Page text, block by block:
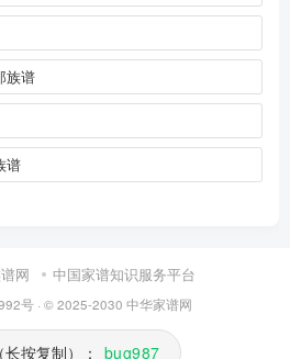
族谱
谱
网 中国家谱知识服务平台
号· © 2025-2030 中华家谱网
按复制）： bug987